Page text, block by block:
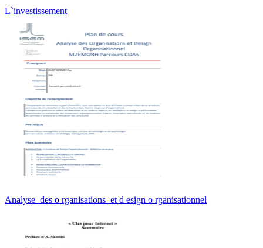
L`investissement
Analyse des o rganisations et d esign o rganisationnel